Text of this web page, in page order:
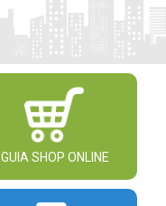
GUIA SHOP ONLINE